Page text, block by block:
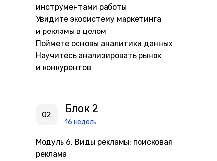
инструментами работы
Увидите экосистему маркетинга
и рекламы в целом
Поймете основы аналитики данных
Научитесь анализировать рынок
и конкурентов
02 Блок 2
16 недель
Модуль 6. Виды рекламы: поисковая
реклама